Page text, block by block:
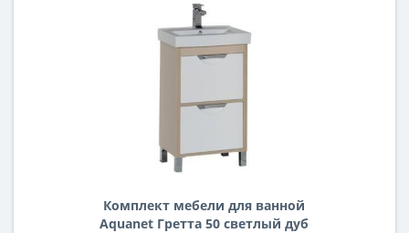
Комплект мебели для ванной
Aquanet Гретта 50 светлый дуб